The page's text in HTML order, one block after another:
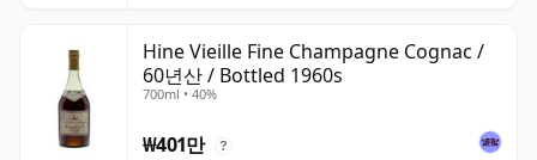
Hine Vieille Fine Champagne Cognac /
60년산 / Bottled 1960s
700ml • 40%
₩401만 ?